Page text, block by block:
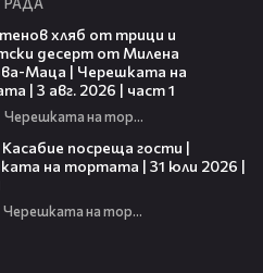
хляб от трици и
десерт от Милена
Маца | Черешката на
| 3 авг. 2026 | част 1
Черешката на тортата
посреща гости |
на тортата | 31 юли 2026 |
Черешката на тортата